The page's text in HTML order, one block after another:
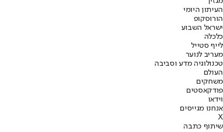
העיתון היומי
הורוסקופ
ישראל השבוע
כלכלה
לייף סטייל
מעריב לנוער
טכנולוגיה מדע וסביבה
העולם
משחקים
פודקאסטים
וידאו
אנחנו מגייסים
X
שיתוף כתבה